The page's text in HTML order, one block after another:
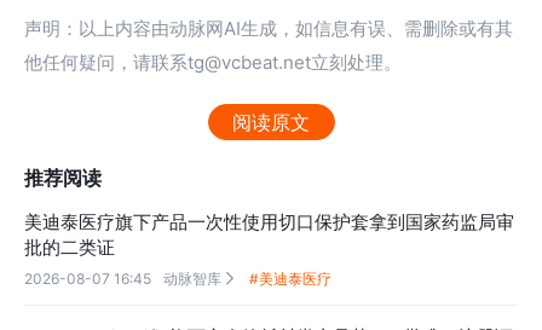
声明：以上内容由动脉网AI生成，如信息有误、需删除或有其
他任何疑问，请联系tg@vcbeat.net立刻处理。
阅读原文
推荐阅读
美迪泰医疗旗下产品一次性使用切口保护套拿到国家药监局审
批的二类证
2026-08-07 16:45 动脉智库  #美迪泰医疗